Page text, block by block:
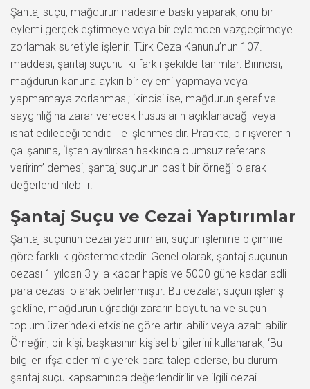
Şantaj suçu, mağdurun iradesine baskı yaparak, onu bir
eylemi gerçekleştirmeye veya bir eylemden vazgeçirmeye
zorlamak suretiyle işlenir. Türk Ceza Kanunu’nun 107.
maddesi, şantaj suçunu iki farklı şekilde tanımlar: Birincisi,
mağdurun kanuna aykırı bir eylemi yapmaya veya
yapmamaya zorlanması; ikincisi ise, mağdurun şeref ve
saygınlığına zarar verecek hususların açıklanacağı veya
isnat edileceği tehdidi ile işlenmesidir. Pratikte, bir işverenin
çalışanına, ‘İşten ayrılırsan hakkında olumsuz referans
veririm’ demesi, şantaj suçunun basit bir örneği olarak
değerlendirilebilir.
Şantaj Suçu ve Cezai Yaptırımlar
Şantaj suçunun cezai yaptırımları, suçun işlenme biçimine
göre farklılık göstermektedir. Genel olarak, şantaj suçunun
cezası 1 yıldan 3 yıla kadar hapis ve 5000 güne kadar adli
para cezası olarak belirlenmiştir. Bu cezalar, suçun işleniş
şekline, mağdurun uğradığı zararın boyutuna ve suçun
toplum üzerindeki etkisine göre artırılabilir veya azaltılabilir.
Örneğin, bir kişi, başkasının kişisel bilgilerini kullanarak, ‘Bu
bilgileri ifşa ederim’ diyerek para talep ederse, bu durum
şantaj suçu kapsamında değerlendirilir ve ilgili cezai